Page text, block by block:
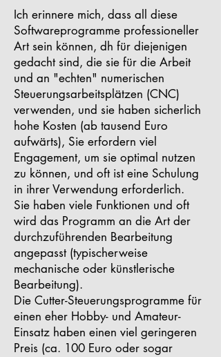
Ich erinnere mich, dass all diese
Softwareprogramme professioneller
Art sein können, dh für diejenigen
gedacht sind, die sie für die Arbeit
und an "echten" numerischen
Steuerungsarbeitsplätzen (CNC)
verwenden, und sie haben sicherlich
hohe Kosten (ab tausend Euro
aufwärts), Sie erfordern viel
Engagement, um sie optimal nutzen
zu können, und oft ist eine Schulung
in ihrer Verwendung erforderlich.
Sie haben viele Funktionen und oft
wird das Programm an die Art der
durchzuführenden Bearbeitung
angepasst (typischerweise
mechanische oder künstlerische
Bearbeitung).
Die Cutter-Steuerungsprogramme für
einen eher Hobby- und Amateur-
Einsatz haben einen viel geringeren
Preis (ca. 100 Euro oder sogar